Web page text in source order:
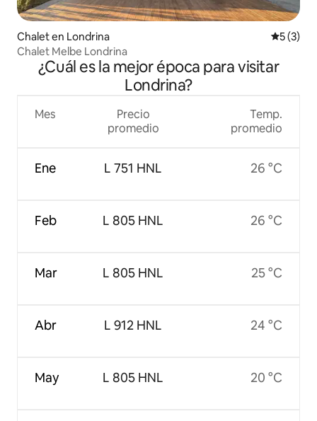
Chalet en Londrina
5 (3)
Chalet Melbe Londrina
¿Cuál es la mejor época para visitar
Londrina?
Mes
Ene
Feb
Mar
Abr
May
Precio
promedio
L 751 HNL
L 805 HNL
L 805 HNL
L 912 HNL
L 805 HNL
Temp.
promedio
26 °C
26 °C
25 °C
24 °C
20 °C